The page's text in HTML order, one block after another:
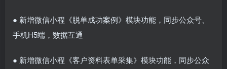
● 新增微信小程《脱单成功案例》模块功能，同步公众号、
手机H5端，数据互通
● 新增微信小程《客户资料表单采集》模块功能，同步公众